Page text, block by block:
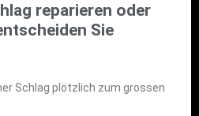
reparieren oder
Sie
Schlag plötzlich zum grossen